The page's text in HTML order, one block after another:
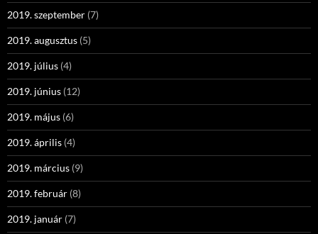
2019. szeptember (7)
2019. augusztus (5)
2019. július (4)
2019. június (12)
2019. május (6)
2019. április (4)
2019. március (9)
2019. február (8)
2019. január (7)